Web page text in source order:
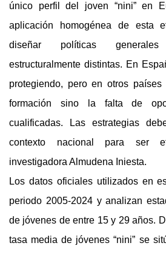
único perfil del joven “nini” en
aplicación homogénea de esta
diseñar políticas
estructuralmente distintas. En
protegiendo, pero en otros
formación sino la falta de
cualificadas. Las estrategias
contexto nacional para ser
investigadora Almudena Iniesta.
Los datos oficiales utilizados en
periodo 2005-2024 y analizan
de jóvenes de entre 15 y 29 años.
tasa media de jóvenes “nini” se